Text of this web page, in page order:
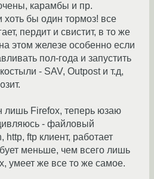
карамбы и пр.
хоть бы один тормоз! все
пердит и свистит, в то же
этом железе особенно если
пол-года и запустить
- SAV, Outpost и т.д,
лишь Firefox, теперь юзаю
- файловый
ftp клиент, работает
меньше, чем всего лишь
умеет же все то же самое.